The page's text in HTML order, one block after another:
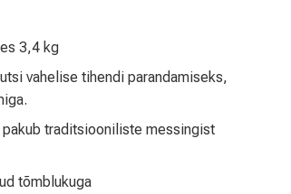
3,4 kg
vahelise tihendi parandamiseks,
traditsiooniliste messingist
tõmblukuga